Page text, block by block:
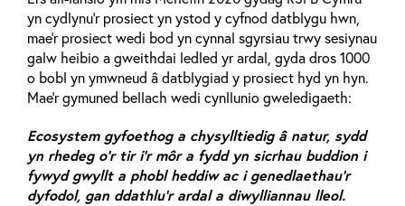
yn cydlynu’r prosiect yn ystod y cyfnod datblygu hwn,
mae'r prosiect wedi bod yn cynnal sgyrsiau trwy sesiynau
galw heibio a gweithdai ledled yr ardal, gyda dros 1000
o bobl yn ymwneud â datblygiad y prosiect hyd yn hyn.
Mae'r gymuned bellach wedi cynllunio gweledigaeth:
Ecosystem gyfoethog a chysylltiedig â natur, sydd
yn rhedeg o'r tir i'r môr a fydd yn sicrhau buddion i
fywyd gwyllt a phobl heddiw ac i genedlaethau'r
dyfodol, gan ddathlu'r ardal a diwylliannau lleol.